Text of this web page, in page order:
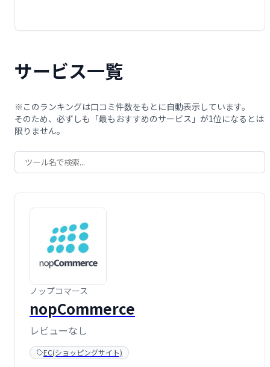
サービス一覧
※このランキングは口コミ件数をもとに自動表示しています。
そのため、必ずしも「最もおすすめのサービス」が1位になるとは
限りません。
ノップコマース
nopCommerce
レビューなし
EC(ショッピングサイト)